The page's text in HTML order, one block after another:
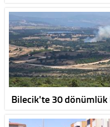
Bilecik'te 30 dönümlük